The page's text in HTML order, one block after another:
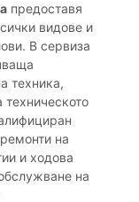
предоставя
видове и
В сервиза
техника,
на
и ходова
на